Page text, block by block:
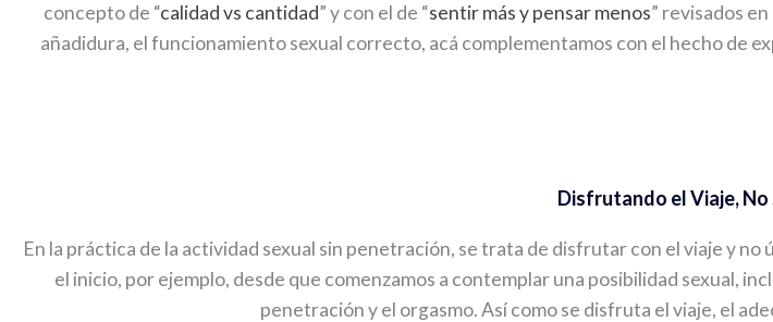
concepto de “calidad vs cantidad” y con el de “sentir más y pensar menos” revisados
añadidura, el funcionamiento sexual correcto, acá complementamos con el hecho de
Disfrutando el Viaje,
En la práctica de la actividad sexual sin penetración, se trata de disfrutar con el viaje y
el inicio, por ejemplo, desde que comenzamos a contemplar una posibilidad sexual,
penetración y el orgasmo. Así como se disfruta el viaje, el